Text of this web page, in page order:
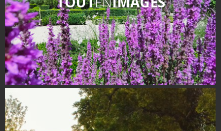
Les visites accompagnées
L'espace Georges Rouquier
à Goutrens
Nos Campagnes Autrefois à
Goutrens
Le musée de la forge à
Belcastel
Artistes et artisans d'art
La gastronomie